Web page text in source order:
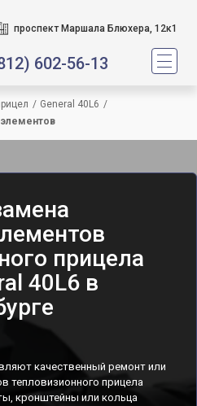
проспект Маршала Блюхера, 12к1
602-56-13
/ General 40L6 /
прицела
40L6 в
качественный ремонт или
тепловизионного прицела
кронштейны или кольца